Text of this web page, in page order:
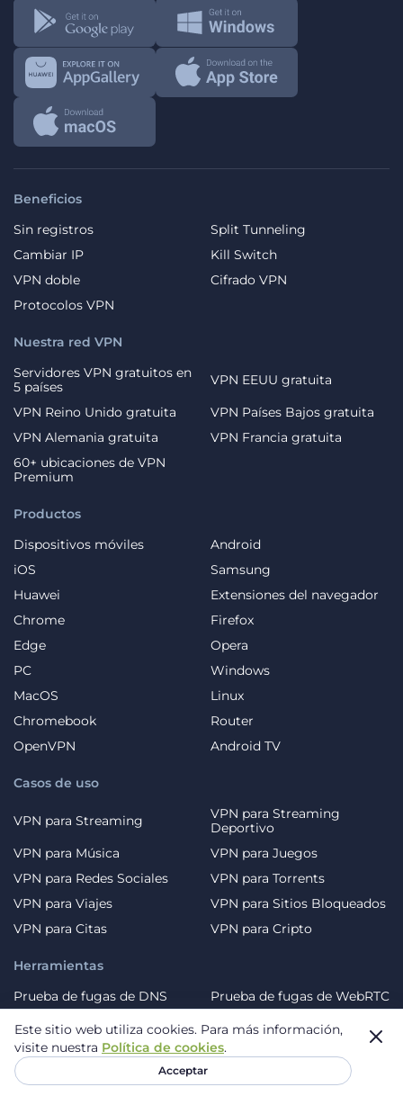
Beneficios
Sin registros
Split Tunneling
Cambiar IP
Kill Switch
VPN doble
Cifrado VPN
Protocolos VPN
Productos
Dispositivos móviles
Android
iOS
Samsung
Huawei
Extensiones del navegador
Chrome
Firefox
Edge
Opera
PC
Windows
MacOS
Linux
Chromebook
Router
OpenVPN
Android TV
Casos de uso
VPN para Streaming
VPN para Streaming
Deportivo
VPN para Música
VPN para Juegos
VPN para Redes Sociales
VPN para Torrents
VPN para Viajes
VPN para Sitios Bloqueados
VPN para Citas
VPN para Cripto
Acerca de
Nuestra red VPN
Servidores VPN gratuitos en
5 países
VPN EEUU gratuita
VPN Reino Unido gratuita
VPN Países Bajos gratuita
VPN Alemania gratuita
VPN Francia gratuita
60+ ubicaciones de VPN
Premium
Herramientas
Prueba de fugas de DNS
Prueba de fugas de WebRTC
Escaneo de virus
¿Cuál es mi IP?
Generador de contraseñas
Correo desechable gratis
Este sitio web utiliza cookies. Para más información,
visite nuestra Política de cookies.
Acceptar